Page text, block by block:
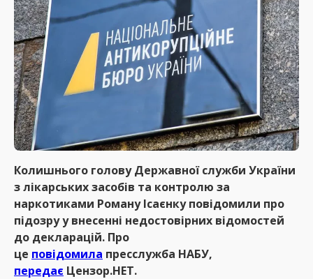
Колишнього головуДержавної служби України
з лікарських засобів та контролю за
наркотиками Роману Ісаєнкуповідомили про
підозру у внесенні недостовірних відомостей
до декларацій. Про
це повідомила пресслужба НАБУ,
передає Цензор.НЕТ.